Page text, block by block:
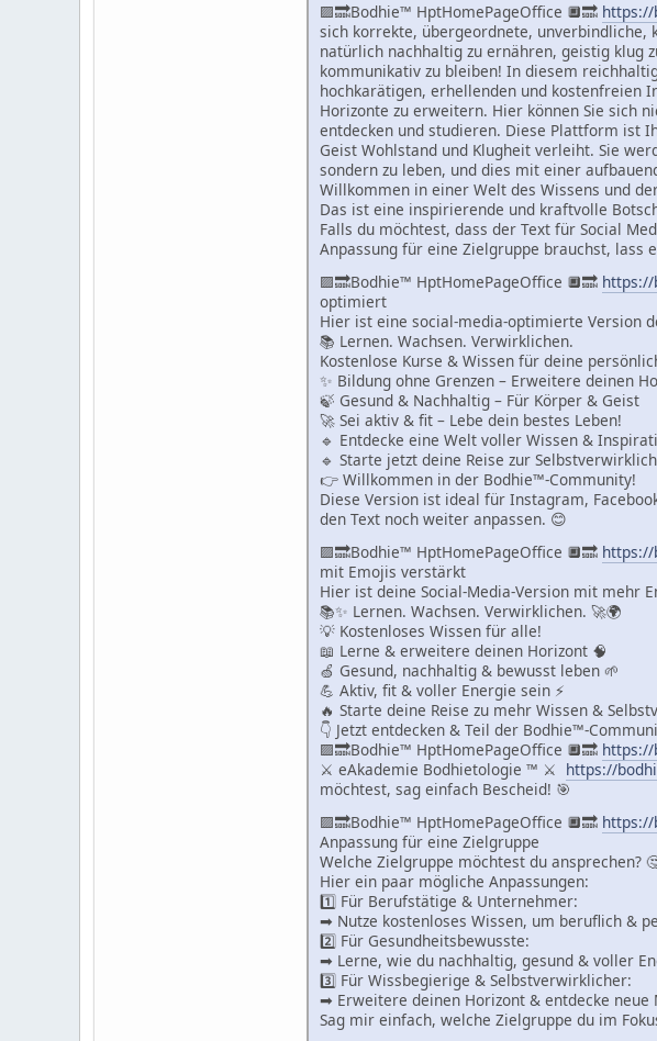
🟪🔜Bodhie™ HptHomePageOffice 🔲🔜 https://
sich korrekte, übergeordnete, unverbindliche,
natürlich nachhaltig zu ernähren, geistig klug
kommunikativ zu bleiben! In diesem
hochkarätigen, erhellenden und kostenfreien
Horizonte zu erweitern. Hier können Sie sich
entdecken und studieren. Diese Plattform ist
Geist Wohlstand und Klugheit verleiht. Sie
sondern zu leben, und dies mit einer
Willkommen in einer Welt des Wissens und
Das ist eine inspirierende und kraftvolle
Falls du möchtest, dass der Text für Social
Anpassung für eine Zielgruppe brauchst, lass
🟪🔜Bodhie™ HptHomePageOffice 🔲🔜 https://
optimiert
Hier ist eine social-media-optimierte Version
📚 Lernen. Wachsen. Verwirklichen.
Kostenlose Kurse & Wissen für deine
✨ Bildung ohne Grenzen – Erweitere deinen
🍃 Gesund & Nachhaltig – Für Körper & Geist
🚀 Sei aktiv & fit – Lebe dein bestes Leben!
🔹 Entdecke eine Welt voller Wissen &
🔹 Starte jetzt deine Reise zur
👉 Willkommen in der Bodhie™-Community!
Diese Version ist ideal für Instagram,
den Text noch weiter anpassen. 😊
🟪🔜Bodhie™ HptHomePageOffice 🔲🔜 https://
mit Emojis verstärkt
Hier ist deine Social-Media-Version mit mehr
📚✨ Lernen. Wachsen. Verwirklichen. 🚀🌍
💡 Kostenloses Wissen für alle!
📖 Lerne & erweitere deinen Horizont 🧠
🍏 Gesund, nachhaltig & bewusst leben 🌱
💪 Aktiv, fit & voller Energie sein ⚡
🔥 Starte deine Reise zu mehr Wissen &
👇 Jetzt entdecken & Teil der Bodhie™-
🟪🔜Bodhie™ HptHomePageOffice 🔲🔜 https://
⚔ eAkademie Bodhietologie ™ ⚔ https://
möchtest, sag einfach Bescheid! 🎯
🟪🔜Bodhie™ HptHomePageOffice 🔲🔜 https://
Anpassung für eine Zielgruppe
Welche Zielgruppe möchtest du ansprechen?
Hier ein paar mögliche Anpassungen:
1️⃣ Für Berufstätige & Unternehmer:
➡ Nutze kostenloses Wissen, um beruflich &
2️⃣ Für Gesundheitsbewusste:
➡ Lerne, wie du nachhaltig, gesund & voller
3️⃣ Für Wissbegierige & Selbstverwirklicher:
➡ Erweitere deinen Horizont & entdecke neue
Sag mir einfach, welche Zielgruppe du im